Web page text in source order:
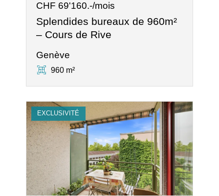
CHF 69'160.-/mois
Splendides bureaux de 960m²
– Cours de Rive
Genève
960 m²
EXCLUSIVITÉ